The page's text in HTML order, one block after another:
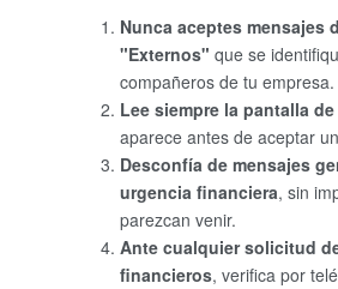
Nunca aceptes mensajes
"Externos" que se
compañeros de tu empresa.
Lee siempre la pantalla
aparece antes de aceptar
Desconfía de mensajes
urgencia financiera, sin
parezcan venir.
Ante cualquier solicitud
financieros, verifica por